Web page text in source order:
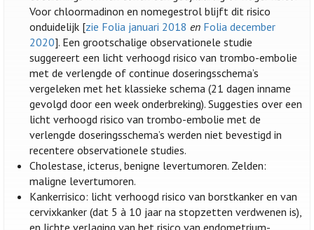
Voor chloormadinon en nomegestrol blijft dit risico
onduidelijk [zie Folia januari 2018 en Folia december
2020]. Een grootschalige observationele studie
suggereert een licht verhoogd risico van trombo-embolie
met de verlengde of continue doseringsschema’s
vergeleken met het klassieke schema (21 dagen inname
gevolgd door een week onderbreking). Suggesties over een
licht verhoogd risico van trombo-embolie met de
verlengde doseringsschema’s werden niet bevestigd in
recentere observationele studies.
Cholestase, icterus, benigne levertumoren. Zelden:
maligne levertumoren.
Kankerrisico: licht verhoogd risico van borstkanker en van
cervixkanker (dat 5 à 10 jaar na stopzetten verdwenen is),